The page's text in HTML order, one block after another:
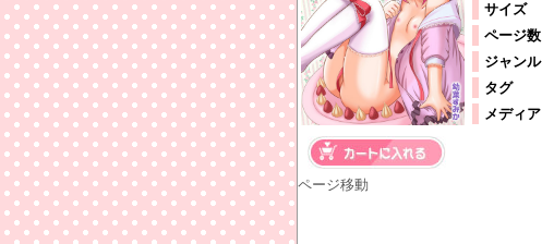
サイズ
ページ数
ジャンル
タグ
メディア
ページ移動